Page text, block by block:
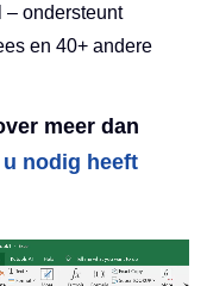
– ondersteunt
en 40+ andere
meer dan
nodig heeft